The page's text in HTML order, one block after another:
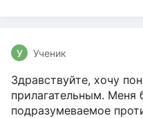
У Ученик
Здравствуйте, хочу
прилагательным. Меня
подразумеваемое